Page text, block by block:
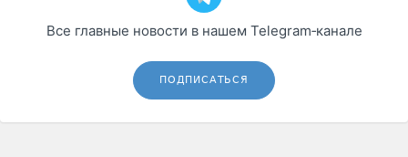
Все главные новости в нашем Telegram‑канале
ПОДПИСАТЬСЯ